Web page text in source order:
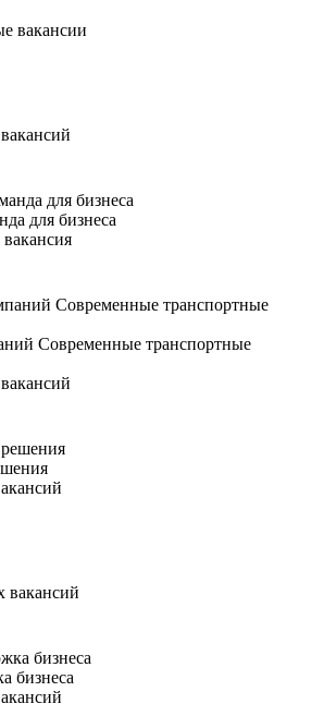
вакансии
для бизнеса
Современные транспортные
вакансий
бизнеса